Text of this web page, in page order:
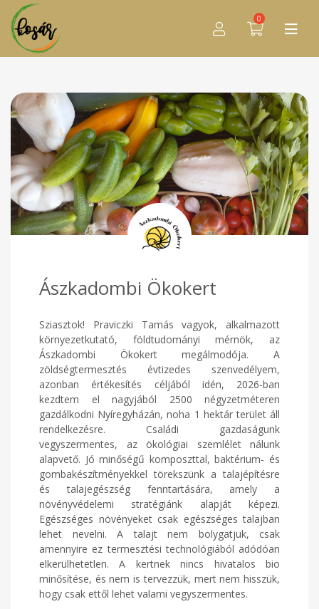
0
Ászkadombi Ökokert
Sziasztok! Praviczki Tamás vagyok, alkalmazott
környezetkutató, földtudományi mérnök, az
Ászkadombi Ökokert megálmodója. A
zöldségtermesztés évtizedes szenvedélyem,
azonban értékesítés céljából idén, 2026-ban
kezdtem el nagyjából 2500 négyzetméteren
gazdálkodni Nyíregyházán, noha 1 hektár terület áll
rendelkezésre. Családi gazdaságunk
vegyszermentes, az ökológiai szemlélet nálunk
alapvető. Jó minőségű komposzttal, baktérium- és
gombakészítményekkel törekszünk a talajépítésre
és talajegészség fenntartására, amely a
növényvédelemi stratégiánk alapját képezi.
Egészséges növényeket csak egészséges talajban
lehet nevelni. A talajt nem bolygatjuk, csak
amennyire ez termesztési technológiából adódóan
elkerülhetetlen. A kertnek nincs hivatalos bio
minősítése, és nem is tervezzük, mert nem hisszük,
hogy csak ettől lehet valami vegyszermentes.